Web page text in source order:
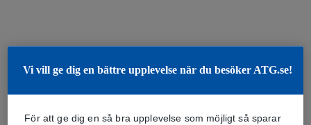
Vi vill ge dig en bättre upplevelse när du besöker ATG.se!
För att ge dig en så bra upplevelse som möjligt så sparar